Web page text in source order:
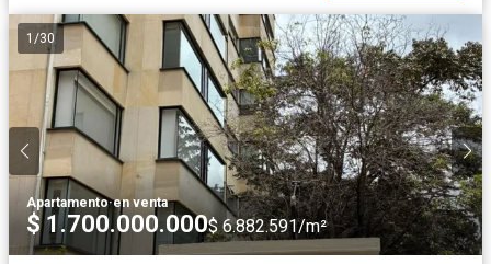
1 /30
Apartamento·en venta
$ 1.700.000.000$ 6.882.591/m²